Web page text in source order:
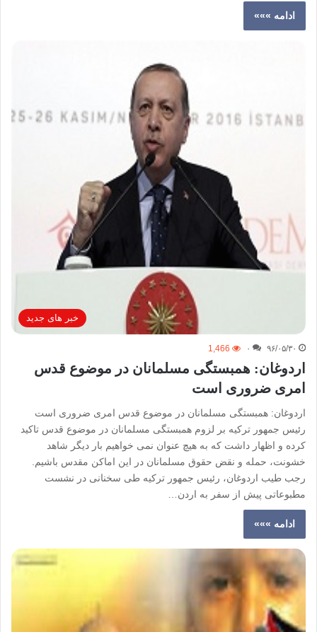
ادامه »»»
خبر های جدید
۹۶/۰۵/۳۰ ۰ 1,466
اردوغان: همبستگی مسلمانان در موضوع قدس
امری ضروری است
اردوغان: همبستگی مسلمانان در موضوع قدس امری ضروری است
رئیس جمهور ترکیه بر لزوم همبستگی مسلمانان در موضوع قدس تاکید
کرده و اظهار داشت که به هیچ عنوان نمی خواهیم بار دیگر شاهد
خشونت، حمله و نقض حقوق مسلمانان در این اماکن مقدس باشیم.
رجب طیب اردوغان، رئیس جمهور ترکیه طی سخنانی در نشست
مطبوعاتی پیش از سفر به اردن…
ادامه »»»